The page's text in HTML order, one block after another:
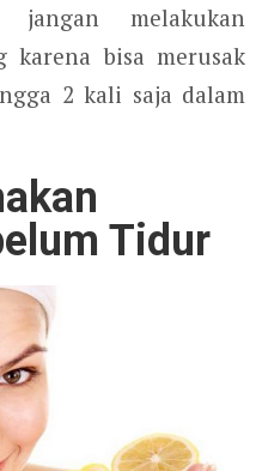
melakukan
bisa merusak
2 kali saja dalam
Tidur